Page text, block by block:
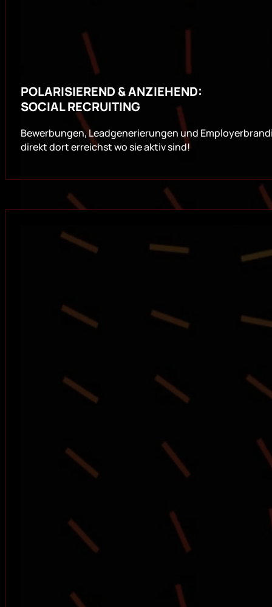
POLARISIEREND & ANZIEHEND:
SOCIAL RECRUITING
Bewerbungen, Leadgenerierungen und
direkt dort erreichst wo sie aktiv sind!